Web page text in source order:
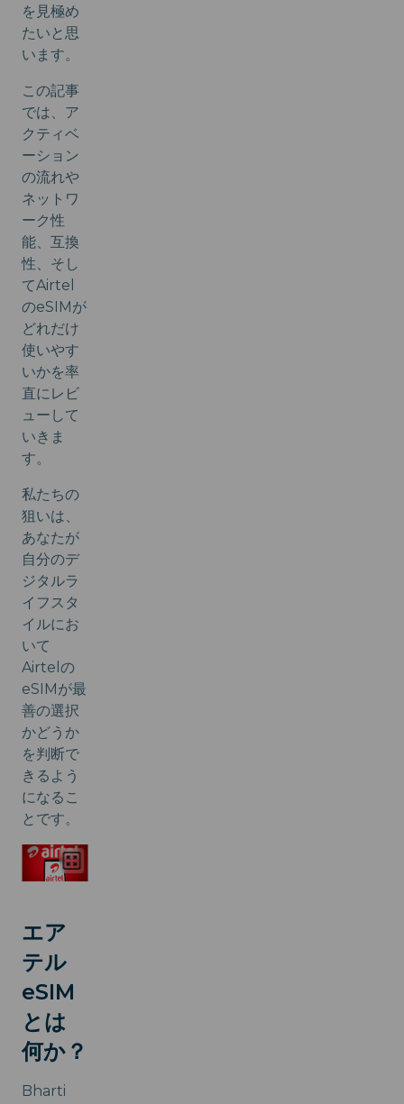
を見極め
たいと思
います。
この記事
では、ア
クティベ
ーション
の流れや
ネットワ
ーク性
能、互換
性、そし
てAirtel
のeSIMが
どれだけ
使いやす
いかを率
直にレビ
ューして
いきま
す。
私たちの
狙いは、
あなたが
自分のデ
ジタルラ
イフスタ
イルにお
いて
Airtelの
eSIMが最
善の選択
かどうか
を判断で
きるよう
になるこ
とです。
エア
テル
eSIM
とは
何か？
Bharti